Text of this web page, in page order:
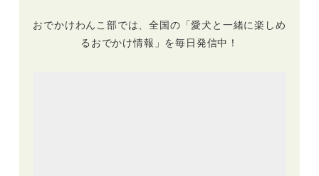
おでかけわんこ部では、全国の「愛犬と一緒に楽しめ
るおでかけ情報」を毎日発信中！